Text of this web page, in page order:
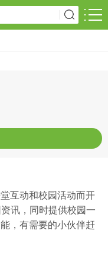
互动和校园活动而开
讯，同时提供校园一
，有需要的小伙伴赶